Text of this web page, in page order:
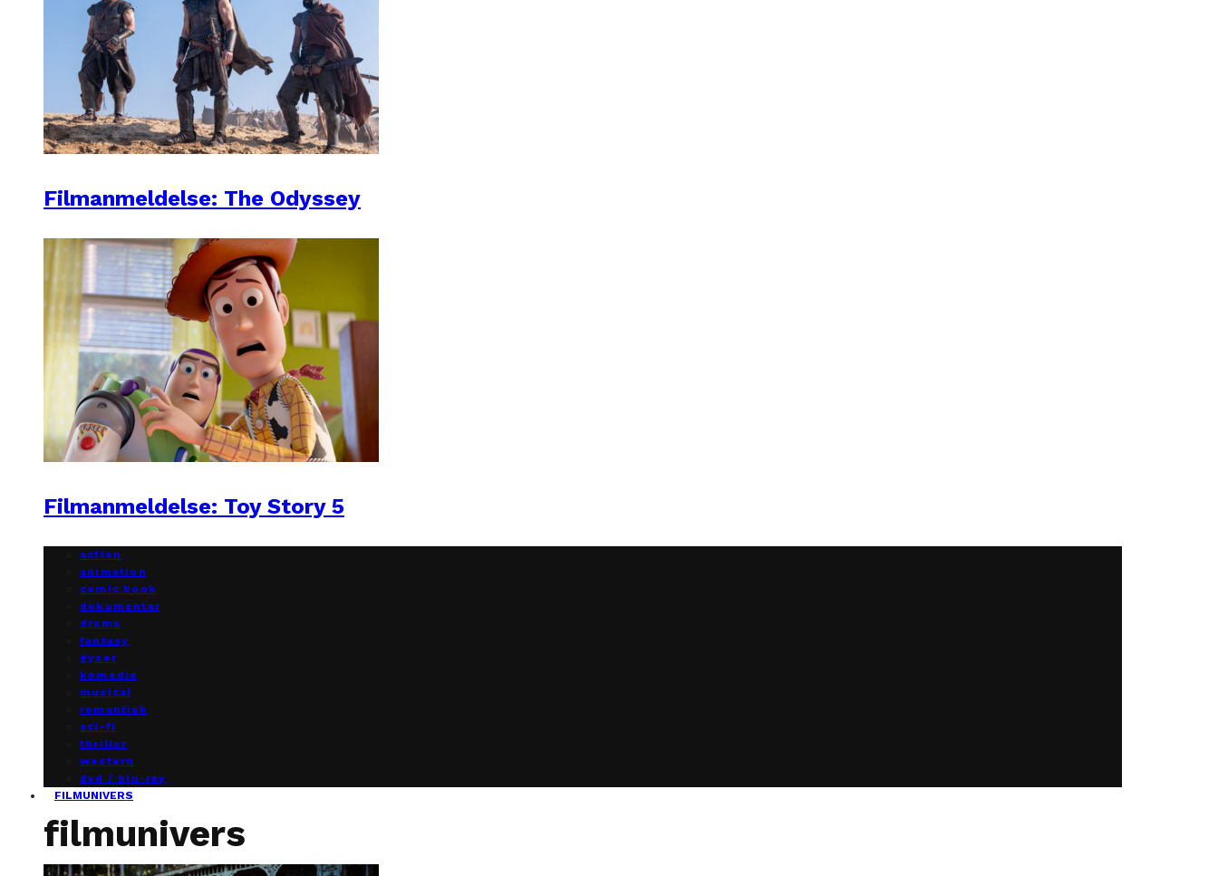
Filmanmeldelse: The Odyssey
Filmanmeldelse: Toy Story 5
action
animation
comic book
dokumentar
drama
fantasy
gyser
komedie
musical
romantisk
sci-fi
thriller
western
dvd / blu-ray
FILMUNIVERS
filmunivers